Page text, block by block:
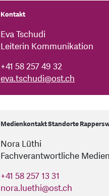
Kontakt
Eva Tschudi
Leiterin Kommunikation
+41 58 257 49 32
eva.tschudi@ost.ch
Medienkontakt Standorte
Nora Lüthi
Fachverantwortliche Medien
+41 58 257 13 31
nora.luethi@ost.ch